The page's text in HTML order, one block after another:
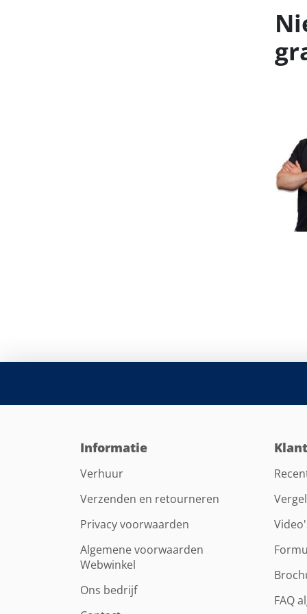
Informatie
Verhuur
Verzenden en retourneren
Privacy voorwaarden
Algemene voorwaarden
Webwinkel
Ons bedrijf
FAQ